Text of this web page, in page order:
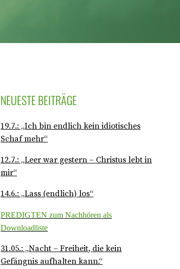
NEUESTE BEITRÄGE
19.7.: „Ich bin endlich kein idiotisches
Schaf mehr“
12.7.: „Leer war gestern – Christus lebt in
mir“
14.6.: „Lass (endlich) los“
PREDIGTEN zum Nachhören als
Downloadliste
31.05.: „Nacht – Freiheit, die kein
Gefängnis aufhalten kann.“